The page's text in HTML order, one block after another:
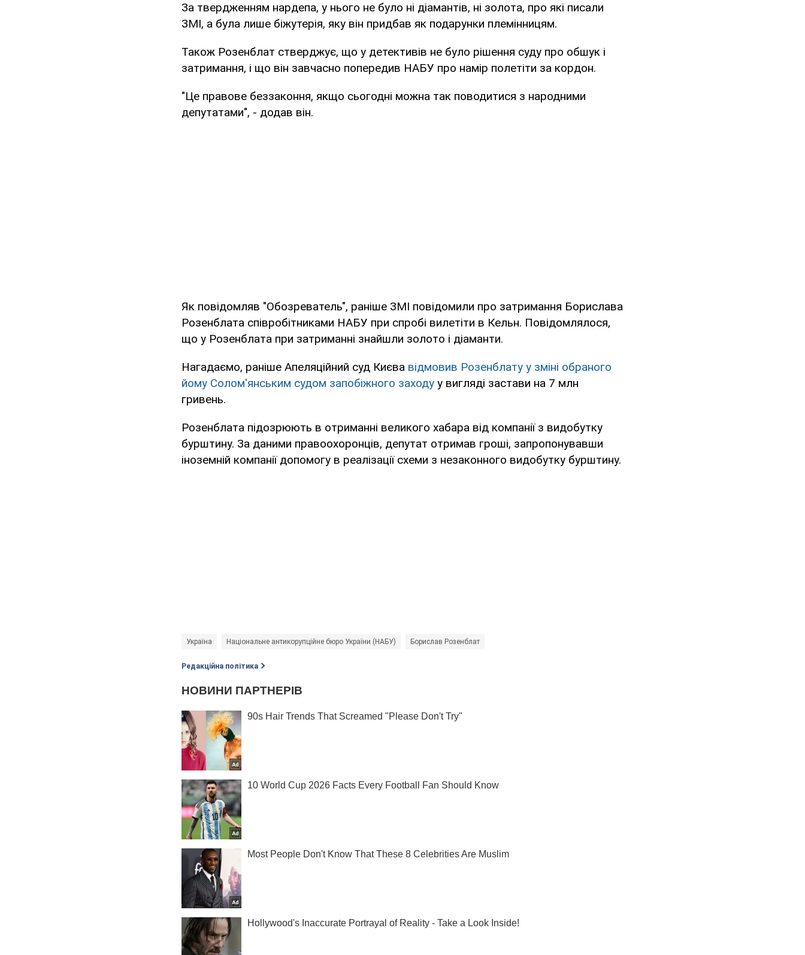
За твердженням нардепа, у нього не було ні діамантів, ні золота, про які писали
ЗМІ, а була лише біжутерія, яку він придбав як подарунки племінницям.
Також Розенблат стверджує, що у детективів не було рішення суду про обшук і
затримання, і що він завчасно попередив НАБУ про намір полетіти за кордон.
"Це правове беззаконня, якщо сьогодні можна так поводитися з народними
депутатами", - додав він.
Як повідомляв "Обозреватель", раніше ЗМІ повідомили про затримання Борислава
Розенблата співробітниками НАБУ при спробі вилетіти в Кельн. Повідомлялося,
що у Розенблата при затриманні знайшли золото і діаманти.
Нагадаємо, раніше Апеляційний суд Києва відмовив Розенблату у зміні обраного
йому Солом'янським судом запобіжного заходу у вигляді застави на 7 млн
гривень.
Розенблата підозрюють в отриманні великого хабара від компанії з видобутку
бурштину. За даними правоохоронців, депутат отримав гроші, запропонувавши
іноземній компанії допомогу в реалізації схеми з незаконного видобутку бурштину.
Україна Національне антикорупційне бюро України (НАБУ) Борислав Розенблат
Редакційна політика